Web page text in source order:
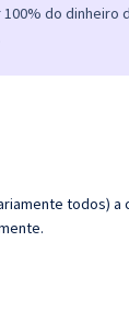
do dinheiro
todos)